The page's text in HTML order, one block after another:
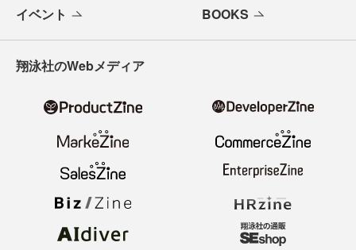
イベント BOOKS
翔泳社のWebメディア